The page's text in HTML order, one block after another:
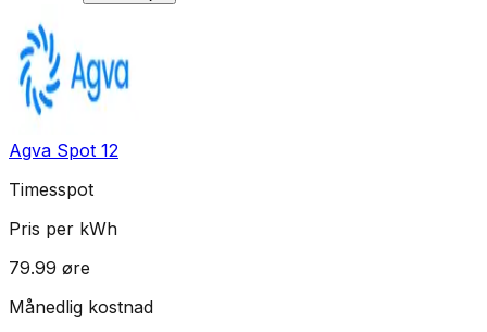
Agva Spot 12
Timesspot
Pris per kWh
79.99 øre
Månedlig kostnad